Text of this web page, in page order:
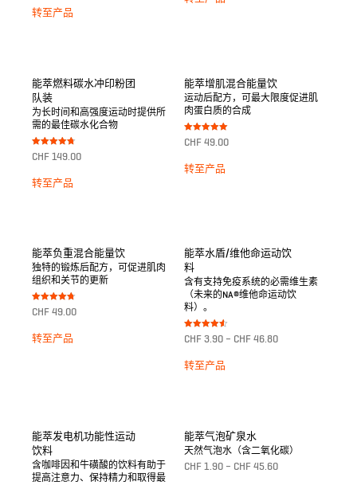
转至产品
能萃燃料碳水冲印粉团
队装
为长时间和高强度运动时提供所
需的最佳碳水化合物
Bewertet mit
4.75
CHF 149.00
转至产品
能萃增肌混合能量饮
运动后配方，可最大限度促进肌
肉蛋白质的合成
Bewertet mit
5.00
CHF 49.00
转至产品
能萃负重混合能量饮
独特的锻炼后配方，可促进肌肉
组织和关节的更新
Bewertet mit
4.75
CHF 49.00
转至产品
能萃水盾/维他命运动饮
料
含有支持免疫系统的必需维生素
（未来的NA®维他命运动饮
料）。
Bewertet
mit
von 5
CHF 3.90 – CHF 46.80
转至产品
能萃发电机功能性运动
饮料
含咖啡因和牛磺酸的饮料有助于
提高注意力、保持精力和取得最
能萃气泡矿泉水
天然气泡水（含二氧化碳）
CHF 1.90 – CHF 45.60